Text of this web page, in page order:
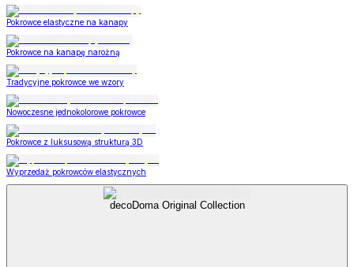
Pokrowce elastyczne na kanapy
Pokrowce na kanapę narożną
Tradycyjne pokrowce we wzory
Nowoczesne jednokolorowe pokrowce
Pokrowce z luksusową strukturą 3D
Wyprzedaż pokrowców elastycznych
decoDoma Original Collection